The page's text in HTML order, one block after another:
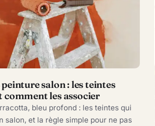
salon : les teintes
comment les associer
bleu profond : les teintes qui
salon, et la règle simple pour ne pas